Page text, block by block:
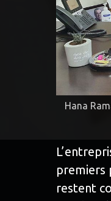
Hana
premiers
restent